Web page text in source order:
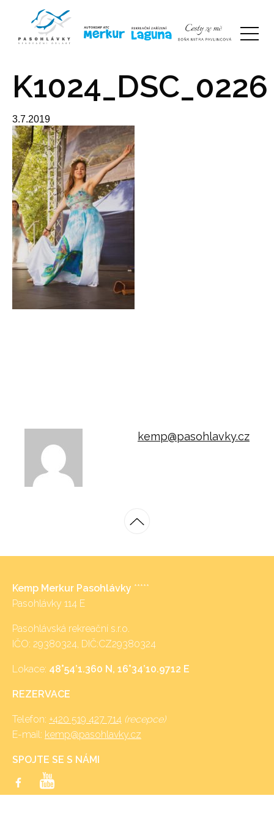
K1024_DSC_0226
3.7.2019
kemp@pasohlavky.cz
Kemp Merkur Pasohlávky *****
Pasohlávky 114 E
Pasohlávská rekreační s.r.o.
IČO: 29380324, DIČ:CZ29380324
Lokace: 48°54’1.360 N, 16°34’10.9712 E
REZERVACE
Telefon: +420 519 427 714 (recepce)
E-mail: kemp@pasohlavky.cz
SPOJTE SE S NÁMI